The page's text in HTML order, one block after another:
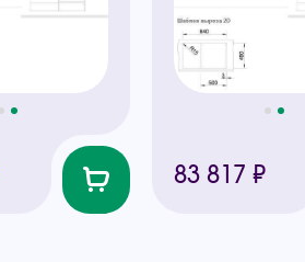
83 817 ₽